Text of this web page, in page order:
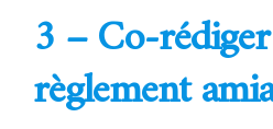
3 – Co-
règlement